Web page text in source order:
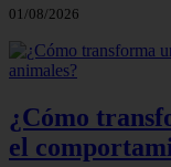
01/08/2026
¿Cómo
el